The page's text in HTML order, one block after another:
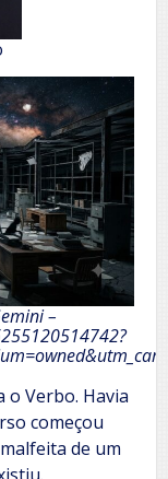
–
o Verbo. Havia
começou
de um